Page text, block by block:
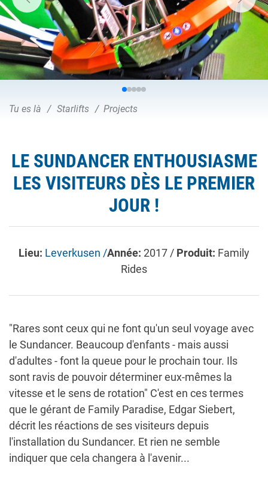
Tu es là Starlifts Projects
LE SUNDANCER ENTHOUSIASME
LES VISITEURS DÈS LE PREMIER
JOUR !
Lieu: Leverkusen /Année: 2017 / Produit: Family
Rides
"Rares sont ceux qui ne font qu'un seul voyage avec
le Sundancer. Beaucoup d'enfants - mais aussi
d'adultes - font la queue pour le prochain tour. Ils
sont ravis de pouvoir déterminer eux-mêmes la
vitesse et le sens de rotation" C'est en ces termes
que le gérant de Family Paradise, Edgar Siebert,
décrit les réactions de ses visiteurs depuis
l'installation du Sundancer. Et rien ne semble
indiquer que cela changera à l'avenir...